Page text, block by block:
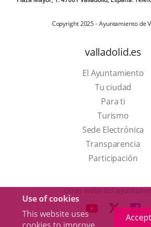
Use of cookies
This website uses
Copyright 2025 - Ayuntamiento de
valladolid.es
El Ayuntamiento
Tu ciudad
Para ti
TurismoThis
link
will
open
a
up
Sede Electrónica
Transparencia
Participación
Otras webs del
LINK LINK
TO
TO